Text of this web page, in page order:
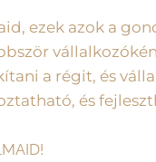
ezek azok a
a régit, és
és